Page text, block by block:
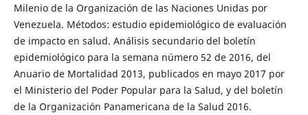
Milenio de la Organización de las Naciones Unidas por
Venezuela. Métodos: estudio epidemiológico de evaluación
de impacto en salud. Análisis secundario del boletín
epidemiológico para la semana número 52 de 2016, del
Anuario de Mortalidad 2013, publicados en mayo 2017 por
el Ministerio del Poder Popular para la Salud, y del boletín
de la Organización Panamericana de la Salud 2016.